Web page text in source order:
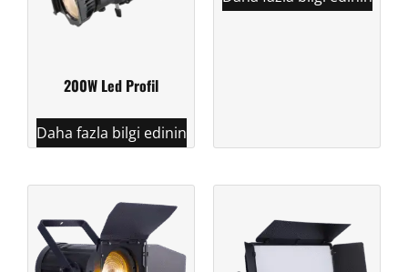
200W Led Profil
Daha fazla bilgi edinin